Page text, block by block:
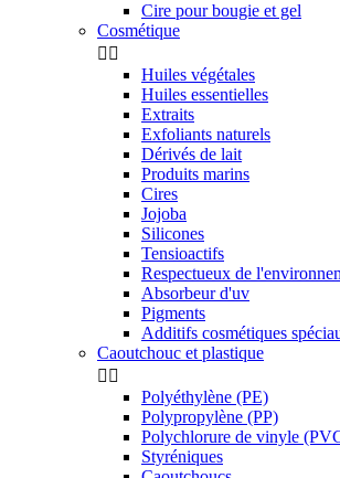
Cire pour bougie et gel
Cosmétique
 
Huiles végétales
Huiles essentielles
Extraits
Exfoliants naturels
Dérivés de lait
Produits marins
Cires
Jojoba
Silicones
Tensioactifs
Respectueux de
Absorbeur d'uv
Pigments
Additifs cosmétiques
Caoutchouc et plastique
 
Polyéthylène (PE)
Polypropylène (PP)
Polychlorure de vinyle
Styréniques